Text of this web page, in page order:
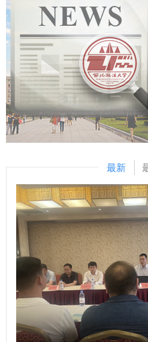
路举措、主要做法和进展成效。
发展取得的成绩给予高度评价，
交流，互学互鉴，促进两校基层
会上，双方围绕基层党组织标准
凝练、党建考核、成果转化、理论
此次调研活动为双方后续开展党
基础。下一步，学院党委将持续
不断提升党建工作质量，推动党建
实。 （供稿：商学院（管理学院
关、党委宣传部的支持协同下，
匠心”廉洁剧本征集大赛、“清风
会、“戏韵传情，共话廉情”廉剧
廉洁初心”优秀校友职业经验分享
动廉洁文化在校园中蔚然成风，营
围。 话剧《话说张汤》是由学院
自导、来自不同学院的30余名同
通过生动的舞台演绎，再现张汤秉
象，以及廉洁家风传承的重要性。
式感悟廉洁精神内涵，深化对廉
先后展演近10场，已经成为我校
总结表彰环节，学院党委书记李
帆”廉洁剧本征集大赛获奖者颁奖
李恒为“廉洁文化宣传教育月”优秀
文化宣传教育月”在校园内构建起
教育生态。学校将以此次活动为
设，推动廉洁理念深度融入教育
维度，不断深化师生对清廉内涵
洁自律内化为行为准则、外化为
根基，涵养风清气正、崇廉尚实
最新